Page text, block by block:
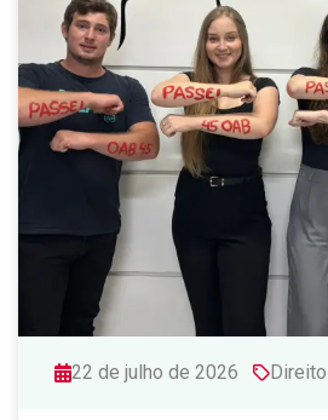
22 de julho de 2026 Direito